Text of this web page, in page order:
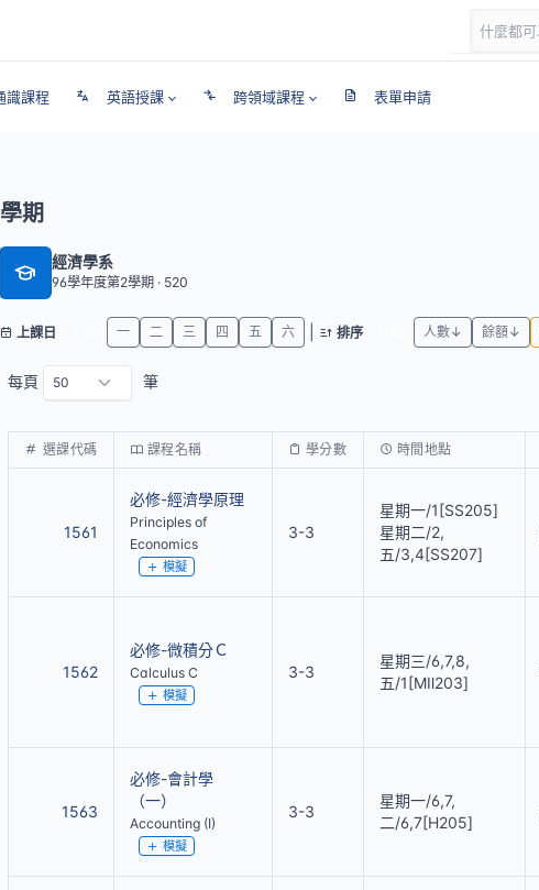
識課程 英語授課 跨領域課程 表單申請
期
經濟學系
96學年度第2學期 · 520
上課日 一 二 三 四 五 六 排序 人數↓ 餘額↓
每頁 筆
選課代碼 課程名稱 學分數 時間地點
1561
必修-經濟學原理
Principles of
Economics
模擬
3-3
星期一/1[SS205]
星期二/2,
五/3,4[SS207]
1562
必修-微積分Ｃ
Calculus C
模擬
3-3
星期三/6,7,8,
五/1[MⅡ203]
1563
必修-會計學
（一）
Accounting (I)
模擬
3-3
星期一/6,7,
二/6,7[H205]